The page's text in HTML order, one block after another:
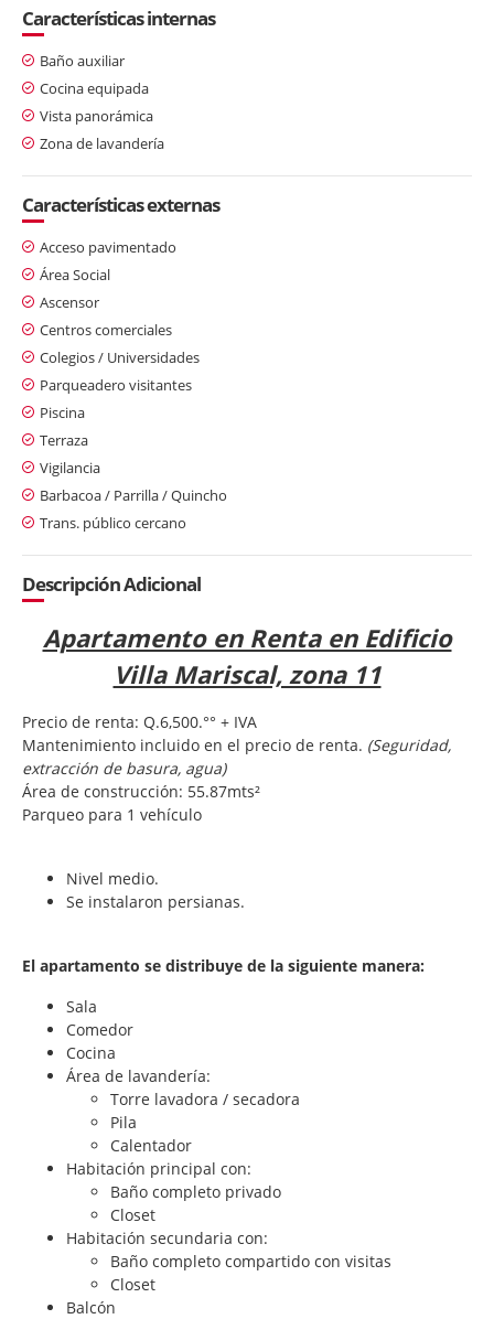
Características internas
Baño auxiliar
Cocina equipada
Vista panorámica
Zona de lavandería
Características externas
Acceso pavimentado
Área Social
Ascensor
Centros comerciales
Colegios / Universidades
Parqueadero visitantes
Piscina
Terraza
Vigilancia
Barbacoa / Parrilla / Quincho
Trans. público cercano
Descripción Adicional
Apartamento en Renta en Edificio
Villa Mariscal, zona 11
Precio de renta: Q.6,500.°° + IVA
Mantenimiento incluido en el precio de renta. (Seguridad,
extracción de basura, agua)
Área de construcción: 55.87mts²
Parqueo para 1 vehículo
Nivel medio.
Se instalaron persianas.
El apartamento se distribuye de la siguiente manera:
Sala
Comedor
Cocina
Área de lavandería:
Torre lavadora / secadora
Pila
Calentador
Habitación principal con:
Baño completo privado
Closet
Habitación secundaria con:
Baño completo compartido con visitas
Closet
Balcón